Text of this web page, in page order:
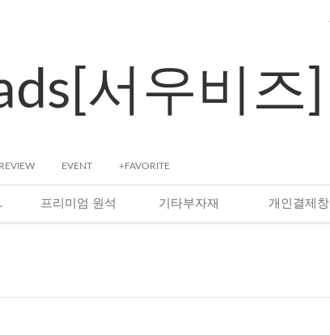
서우비즈]
REVIEW EVENT +FAVORITE
석 프리미엄 원석 기타부자재 개인결제창